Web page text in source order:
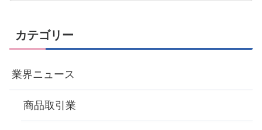
カテゴリー
業界ニュース
商品取引業